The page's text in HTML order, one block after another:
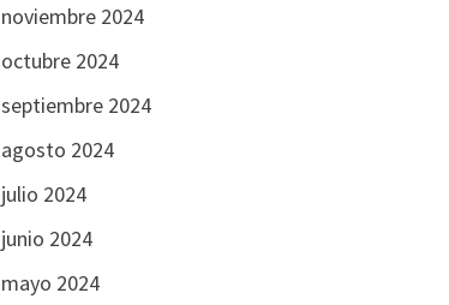
noviembre 2024
octubre 2024
septiembre 2024
agosto 2024
julio 2024
junio 2024
mayo 2024